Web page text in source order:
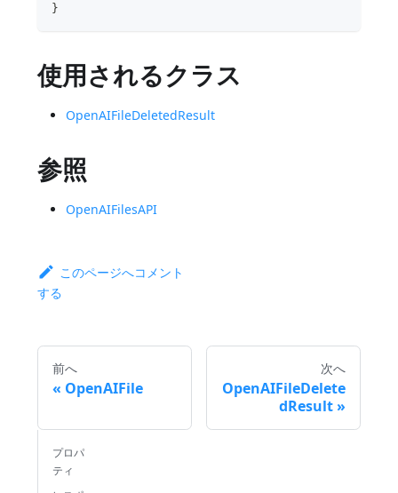
}
使用されるクラス
OpenAIFileDeletedResult
参照
OpenAIFilesAPI
このページへコメント
する
前へ
OpenAIFile
次へ
OpenAIFileDelete
dResult
プロパ
ティ